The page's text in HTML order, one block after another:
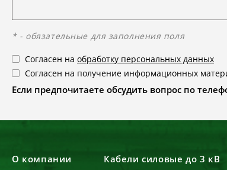
* - обязательные для заполнения поля
Согласен на обработку персональных данных
Согласен на получение информационных
Если предпочитаете обсудить вопрос по
О компании
Кабели силовые до 3 кВ